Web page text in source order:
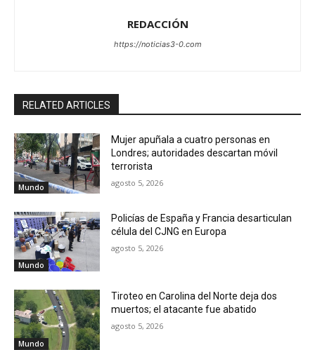
REDACCIÓN
https://noticias3-0.com
RELATED ARTICLES
Mundo
Mujer apuñala a cuatro personas en
Londres; autoridades descartan móvil
terrorista
agosto 5, 2026
Mundo
Policías de España y Francia desarticulan
célula del CJNG en Europa
agosto 5, 2026
Mundo
Tiroteo en Carolina del Norte deja dos
muertos; el atacante fue abatido
agosto 5, 2026